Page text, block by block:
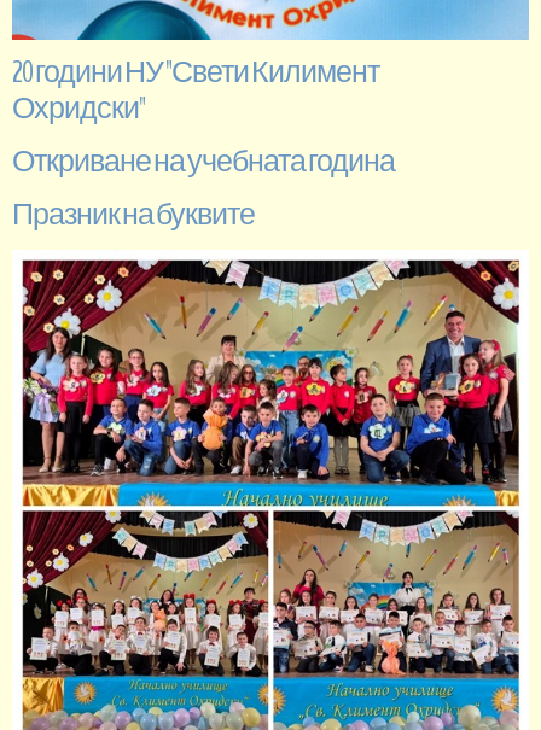
20 години НУ "Свети Килимент
Охридски"
Откриване на учебната година
Празник на буквите